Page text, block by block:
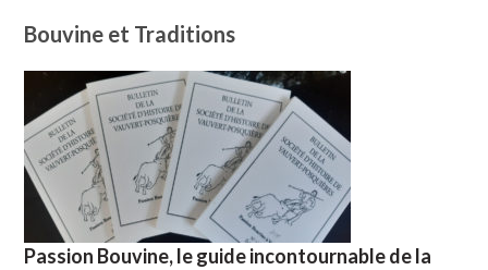
Bouvine et Traditions
Passion Bouvine, le guide incontournable de la